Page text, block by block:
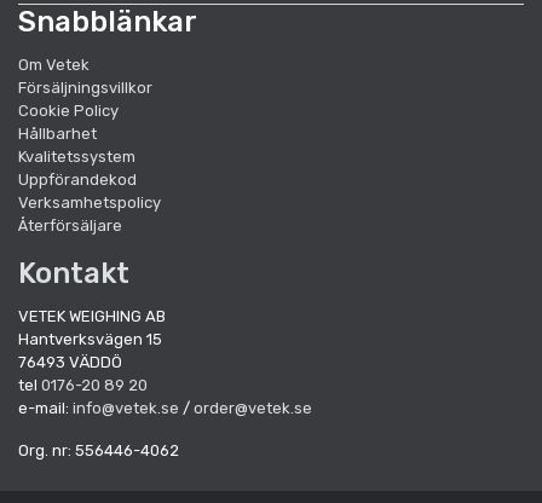
Snabblänkar
Om Vetek
Försäljningsvillkor
Cookie Policy
Hållbarhet
Kvalitetssystem
Uppförandekod
Verksamhetspolicy
Återförsäljare
Kontakt
VETEK WEIGHING AB
Hantverksvägen 15
76493 VÄDDÖ
tel 0176-20 89 20
e-mail: info@vetek.se / order@vetek.se
Org. nr: 556446-4062